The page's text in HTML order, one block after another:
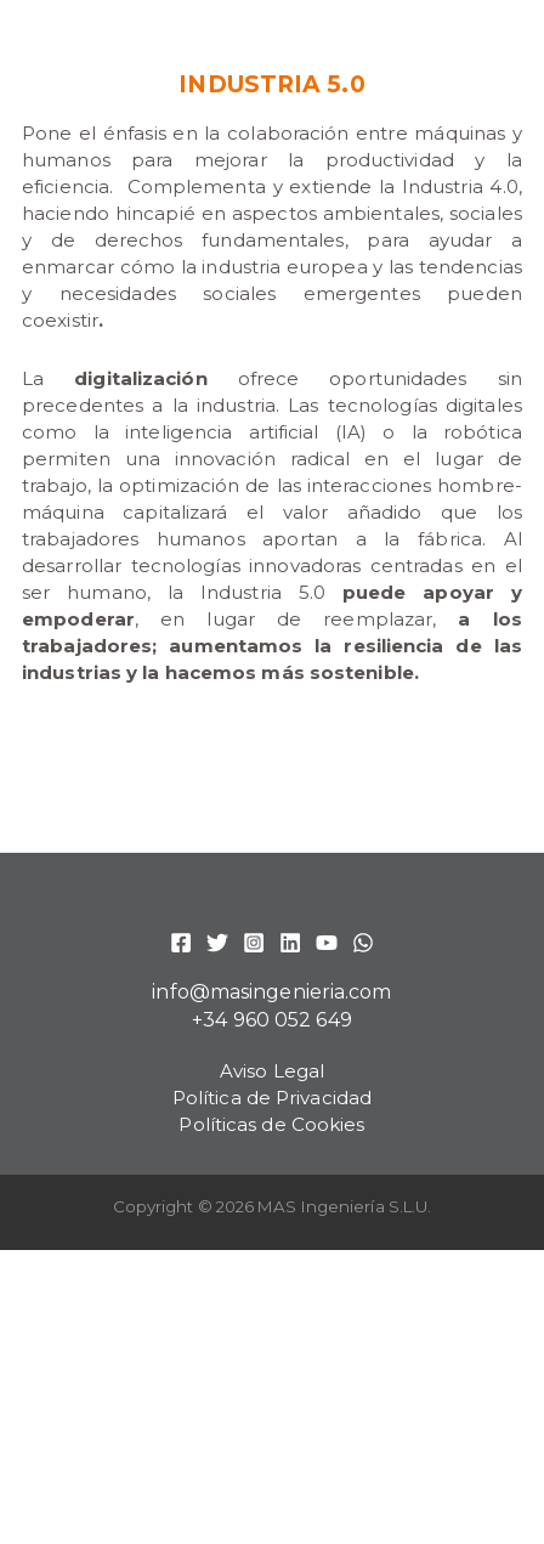
INDUSTRIA 5.0
Pone el énfasis en la colaboración entre máquinas y
humanos para mejorar la productividad y la
eficiencia. Complementa y extiende la Industria 4.0,
haciendo hincapié en aspectos ambientales, sociales
y de derechos fundamentales, para ayudar a
enmarcar cómo la industria europea y las tendencias
y necesidades sociales emergentes pueden
coexistir.
La digitalizaciónofrece oportunidades sin
precedentes a la industria. Las tecnologías digitales
como la inteligencia artificial (IA) o la robótica
permiten una innovación radical en el lugar de
trabajo, la optimización de las interacciones hombre-
máquina capitalizará el valor añadido que los
trabajadores humanos aportan a la fábrica. Al
desarrollar tecnologías innovadoras centradas en el
ser humano, la Industria 5.0 puede apoyar y
empoderar, en lugar de reemplazar, a los
trabajadores; aumentamos la resiliencia de las
industrias y la hacemos más sostenible.
info@masingenieria.com
+34 960 052 649
Aviso Legal
Política de Privacidad
Políticas de Cookies
Copyright © 2026 MAS Ingeniería S.L.U.